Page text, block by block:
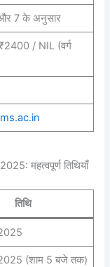
7 के अनुसार
/ NIL (वर्ग
महत्वपूर्ण तिथियाँ
तिथि
(शाम 5 बजे तक)